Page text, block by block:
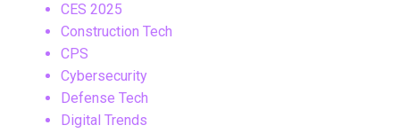
CES 2025
Construction Tech
CPS
Cybersecurity
Defense Tech
Digital Trends